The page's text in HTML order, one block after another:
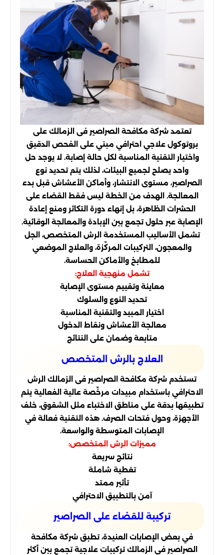
تعتمد شركة مكافحة الصراصير فى الزمالك على
بروتوكول علاجي احترافي مبني على الفحص الدقيق
واختيار التقنية المناسبة لكل حالة إصابة. لا يوجد حل
واحد يصلح لجميع البيئات، لذلك يتم تحديد نوع
الصراصير، مستوى الانتشار، وأماكن الأعشاش قبل بدء
المعالجة. الهدف من الخطة ليس فقط القضاء على
الحشرات الظاهرة، بل إنهاء دورة التكاثر ومنع إعادة
الإصابة عبر حلول تجمع بين الإبادة والمعالجة الوقائية.
تشمل الأساليب المستخدمة الرش المتخصص، الجل
والمعجون، التركيبات المركّزة، والعلاج الموضعي
للمطابخ والأماكن الحساسة.
تشمل منهجية العلاج:
معاينة وتقييم مستوى الإصابة
تحديد النوع والسلوك
اختيار المبيد والتقنية المناسبة
معالجة الأعشاش ونقاط الدخول
متابعة وضمان على النتائج
العلاج بالرش المتخصص
تستخدم شركة مكافحة الصراصير فى الزمالك الرش
الاحترافي باستخدام مبيدات مرخّصة عالية الفعالية يتم
تطبيقها بدقة على مناطق الاختباء مثل الشقوق، خلف
الأجهزة، وحول فتحات الصرف. هذه التقنية فعالة في
الإصابات المتوسطة والواسعة.
مميزات الرش المتخصص:
نتائج سريعة
تغطية شاملة
تأثير ممتد
آمن بالتطبيق الاحترافي
تركيبة للقضاء على الصراصير
في بعض الإصابات العنيدة، تطبق شركة مكافحة
الصراصير فى الزمالك تركيبات علاجية تجمع بين أكثر